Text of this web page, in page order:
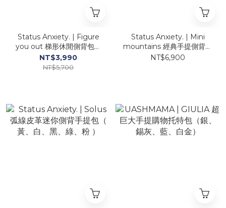
Status Anxiety. | Figure
you out 梯形休閒側背包（
黑、綠、粉 ）
NT$3,990
NT$5,700
Status Anxiety. | Mini
mountains 經典手提側背包
（ 黑、駝 ）
NT$6,900